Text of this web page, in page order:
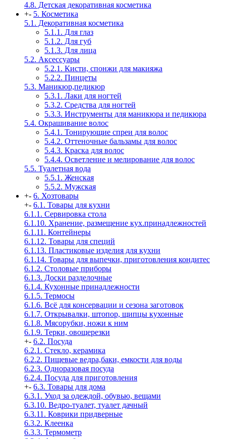
4.8. Детская декоративная косметика
+- 5. Косметика
5.1. Декоративная косметика
5.1.1. Для глаз
5.1.2. Для губ
5.1.3. Для лица
5.2. Аксессуары
5.2.1. Кисти, спонжи для макияжа
5.2.2. Пинцеты
5.3. Маникюр,педикюр
5.3.1. Лаки для ногтей
5.3.2. Средства для ногтей
5.3.3. Инструменты для маникюра и педикюра
5.4. Окрашивание волос
5.4.1. Тонирующие спреи для волос
5.4.2. Оттеночные бальзамы для волос
5.4.3. Краска для волос
5.4.4. Осветление и мелирование для волос
5.5. Туалетная вода
5.5.1. Женская
5.5.2. Мужская
+- 6. Хозтовары
+- 6.1. Товары для кухни
6.1.1. Сервировка стола
6.1.10. Хранение, размещение кух.принадлежностей
6.1.11. Контейнеры
6.1.12. Товары для специй
6.1.13. Пластиковые изделия для кухни
6.1.14. Товары для выпечки, приготовления кондитес
6.1.2. Столовые приборы
6.1.3. Доски разделочные
6.1.4. Кухонные принадлежности
6.1.5. Термосы
6.1.6. Всё для консервации и сезона заготовок
6.1.7. Открывалки, штопор, щипцы кухонные
6.1.8. Мясорубки, ножи к ним
6.1.9. Терки, овощерезки
+- 6.2. Посуда
6.2.1. Стекло, керамика
6.2.2. Пищевые ведра,баки, емкости для воды
6.2.3. Одноразовая посуда
6.2.4. Посуда для приготовления
+- 6.3. Товары для дома
6.3.1. Уход за одеждой, обувью, вещами
6.3.10. Ведро-туалет, туалет дачный
6.3.11. Коврики придверные
6.3.2. Клеенка
6.3.3. Термометр